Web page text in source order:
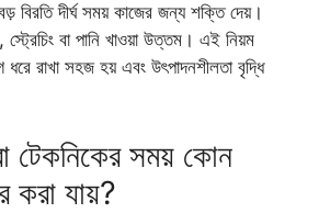
বিরতি দীর্ঘ সময় কাজের জন্য শক্তি দেয়।
স্ট্রেচিং বা পানি খাওয়া উত্তম। এই নিয়ম
রাখা সহজ হয় এবং উৎপাদনশীলতা বৃদ্ধি
টেকনিকের সময় কোন
করা যায়?